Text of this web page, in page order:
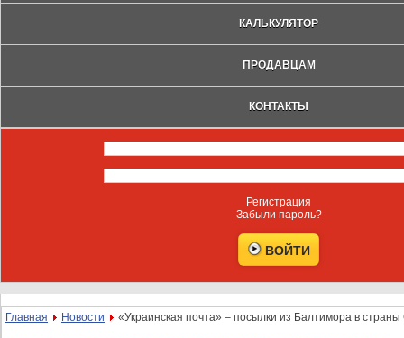
КАЛЬКУЛЯТОР
ПРОДАВЦАМ
КОНТАКТЫ
Регистрация
Забыли пароль?
Главная Новости «Украинская почта» – посылки из Балтимора в